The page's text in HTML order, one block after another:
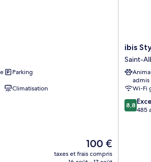
Parking
Climatisation
Le
nouveau
prix
100 €
taxes et frais compris
ibis
Styles
Basel
City
Saint-
Alban
ibis
Saint-
admis
Wi-Fi
8.8
sur
8,8
485